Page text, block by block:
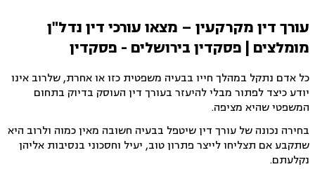
עורך דין מקרקעין – מצאו עורכי דין נדל"ן
מומלצים | פסקדין בירושלים - פסקדין
כל אדם נתקל במהלך חייו בבעיה משפטית כזו או אחרת, שלרוב אינו
יודע כיצד לפתור מבלי להיעזר בעורך דין העוסק בדיוק בתחום
המשפטי שהיא מציפה.
בחירה נכונה של עורך דין שיטפל בבעיה חשובה מאין כמוה ולרוב היא
שתקבע אם תצליחו לייצר פתרון טוב, יעיל וחסכוני בנסיבות אליהן
נקלעתם.